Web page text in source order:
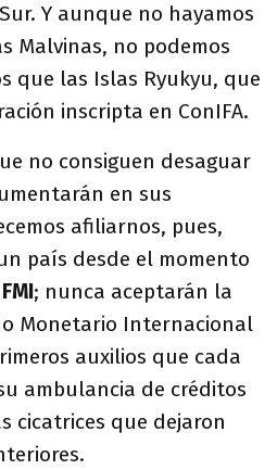
Y aunque no hayamos
Malvinas, no podemos
que las Islas Ryukyu, que
inscripta en ConIFA.
no consiguen desaguar
en sus
afiliarnos, pues,
país desde el momento
FMI; nunca aceptarán la
Monetario Internacional
auxilios que cada
ambulancia de créditos
cicatrices que dejaron